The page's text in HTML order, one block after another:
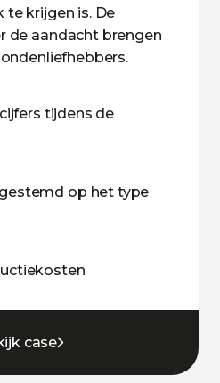
te krijgen is. De
de aandacht brengen
tijdens de
op het type
case